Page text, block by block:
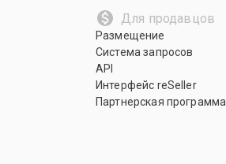
Для продавцов
Размещение
Система запросов
API
Интерфейс reSeller
Партнерская программа